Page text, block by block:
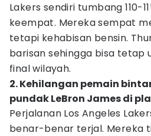
Lakers sendiri tumbang 110-
keempat. Mereka sempat
tetapi kehabisan bensin.
barisan sehingga bisa tetap
final wilayah.
2. Kehilangan pemain
pundak LeBron James di
Perjalanan Los Angeles
benar-benar terjal. Mereka